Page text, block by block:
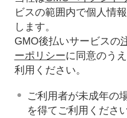
ビスの範囲内で個人情
します。
GMO後払いサービスの
ーポリシーに同意のう
利用ください。
ご利用者が未成年の
を得てご利用ください